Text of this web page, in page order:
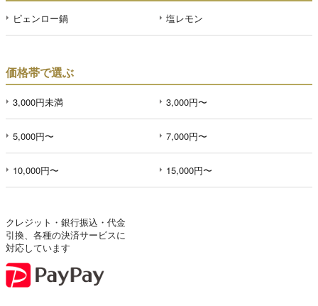
ピェンロー鍋 塩レモン
価格帯で選ぶ
3,000円未満 3,000円〜
5,000円〜 7,000円〜
10,000円〜 15,000円〜
クレジット・銀行振込・代金
引換、各種の決済サービスに
対応しています